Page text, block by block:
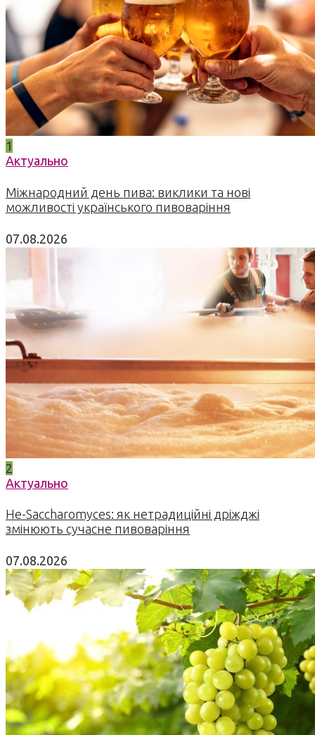
1
Актуально
Міжнародний день пива: виклики та нові
можливості українського пивоваріння
07.08.2026
2
Актуально
Не-Saccharomyces: як нетрадиційні дріжджі
змінюють сучасне пивоваріння
07.08.2026